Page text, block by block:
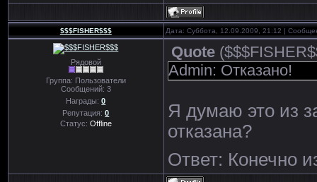
$$$FISHER$$$ Дата: Суббота, 12.09.2009, 21:12 |
Рядовой
Группа: Пользователи
Сообщений: 3
Награды:0
Репутация:0
Статус: Offline
Quote(
Admin: Отказано!
Я думаю это из
отказана?
Ответ: Конечно